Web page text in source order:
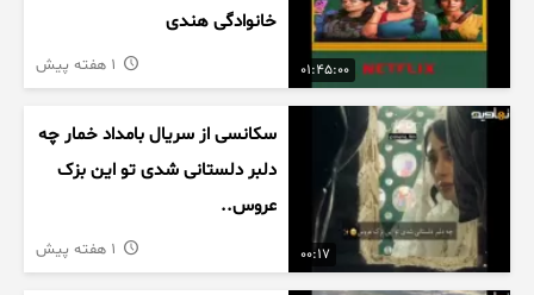
01:45:00
خانوادگی هندی
00:17
سکانسی از سریال بامداد خمار چه
دلبر دلستانی شدی تو این بزک
عروس..